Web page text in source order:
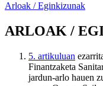
Arloak / Eginkizunak
ARLOAK /
5. artikuluan
Finantzaketa
jardun-arlo hauen